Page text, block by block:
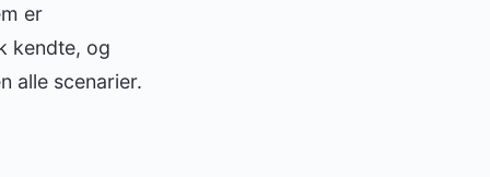
er
kendte, og
alle scenarier.